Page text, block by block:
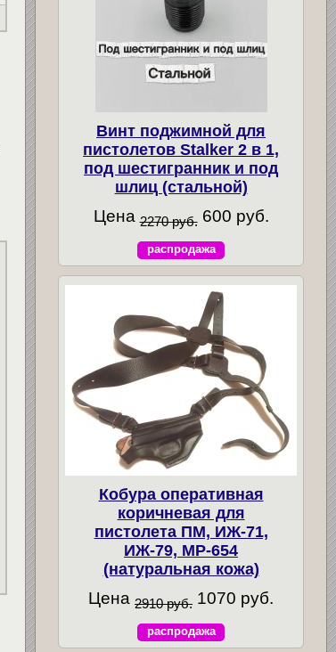
Винт поджимной для
пистолетов Stalker 2 в 1,
под шестигранник и под
шлиц (стальной)
Цена 2270 руб. 600 руб.
распродажа
Кобура оперативная
коричневая для
пистолета ПМ, ИЖ-71,
ИЖ-79, МР-654
(натуральная кожа)
Цена 2910 руб. 1070 руб.
распродажа